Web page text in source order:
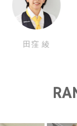
田窪 綾